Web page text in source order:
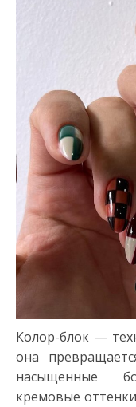
Колор-блок —
она
насыщенные
кремовые